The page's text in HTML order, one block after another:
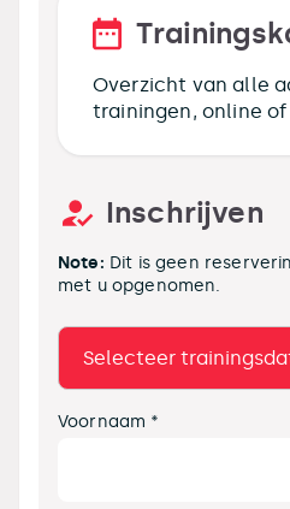
Overzicht van alle
trainingen, online
Inschrijven
Note: Dit is geen
met u opgenomen.
Voornaam *